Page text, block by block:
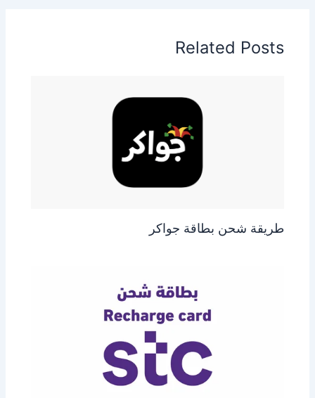
Related Posts
طريقة شحن بطاقة جواكر